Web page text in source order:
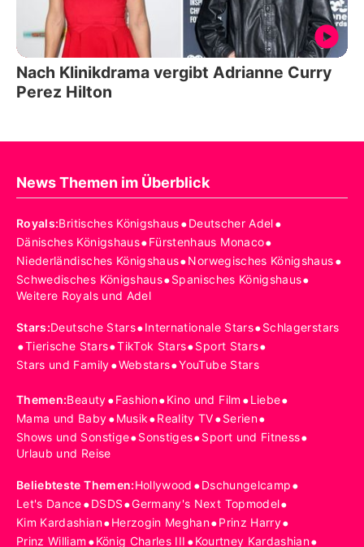
Nach Klinikdrama vergibt Adrianne Curry
Perez Hilton
News Themen im Überblick
Royals:Britisches Königshaus•Deutscher Adel•
Dänisches Königshaus•Fürstenhaus Monaco•
Niederländisches Königshaus•Norwegisches Königshaus•
Schwedisches Königshaus•Spanisches Königshaus•
Weitere Royals und Adel
Stars:Deutsche Stars•Internationale Stars•Schlagerstars
•Tierische Stars•TikTok Stars•Sport Stars•
Stars und Family•Webstars•YouTube Stars
Themen:Beauty•Fashion•Kino und Film •Liebe•
Mama und Baby•Musik•Reality TV•Serien•
Shows und Sonstige•Sonstiges•Sport und Fitness•
Urlaub und Reise
Beliebteste Themen:Hollywood •Dschungelcamp•
Let's Dance•DSDS•Germany's Next Topmodel•
Kim Kardashian•Herzogin Meghan•Prinz Harry•
Prinz William •König Charles III •Kourtney Kardashian•